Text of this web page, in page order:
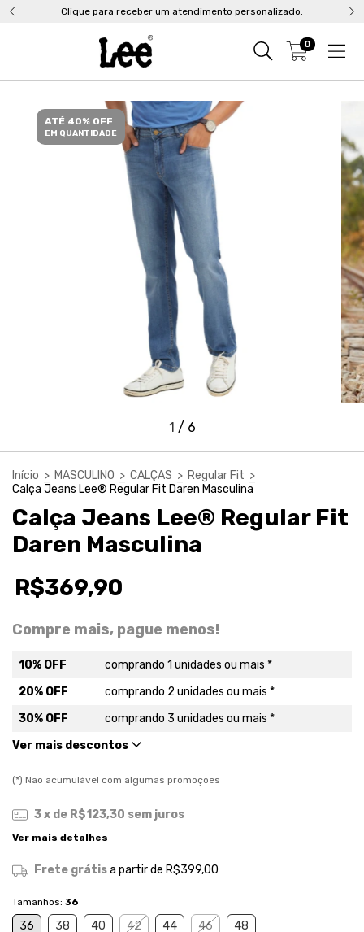
Clique para receber um atendimento personalizado.
0
ATÉ 40% OFF
EM QUANTIDADE
1 / 6
Início > MASCULINO > CALÇAS > Regular Fit >
Calça Jeans Lee® Regular Fit Daren Masculina
Calça Jeans Lee® Regular Fit
Daren Masculina
R$369,90
Compre mais, pague menos!
10% OFF
comprando 1 unidades ou mais *
20% OFF
comprando 2 unidades ou mais *
30% OFF
comprando 3 unidades ou mais *
Ver mais descontos
(*) Não acumulável com algumas promoções
3x de R$123,30 sem juros
Ver mais detalhes
Frete grátisa partir de R$399,00
Tamanhos: 36
36 38 40 42 44 46 48